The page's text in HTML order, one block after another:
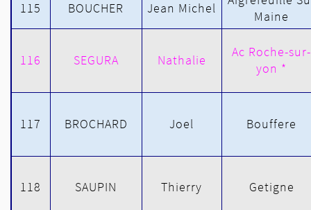
115 BOUCHER Jean Michel
Maine
116 SEGURA Nathalie
Ac Roche-sur-
yon *
117 BROCHARD Joel Bouffere
118 SAUPIN Thierry Getigne